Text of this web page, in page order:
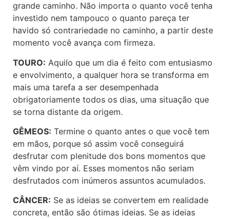
grande caminho. Não importa o quanto você tenha
investido nem tampouco o quanto pareça ter
havido só contrariedade no caminho, a partir deste
momento você avança com firmeza.
TOURO: Aquilo que um dia é feito com entusiasmo
e envolvimento, a qualquer hora se transforma em
mais uma tarefa a ser desempenhada
obrigatoriamente todos os dias, uma situação que
se torna distante da origem.
GÊMEOS: Termine o quanto antes o que você tem
em mãos, porque só assim você conseguirá
desfrutar com plenitude dos bons momentos que
vêm vindo por aí. Esses momentos não seriam
desfrutados com inúmeros assuntos acumulados.
CÂNCER: Se as ideias se convertem em realidade
concreta, então são ótimas ideias. Se as ideias